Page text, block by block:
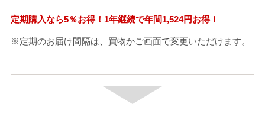
定期購入なら5％お得！1年継続で年間1,524円お得！
※定期のお届け間隔は、買物かご画面で変更いただけます。